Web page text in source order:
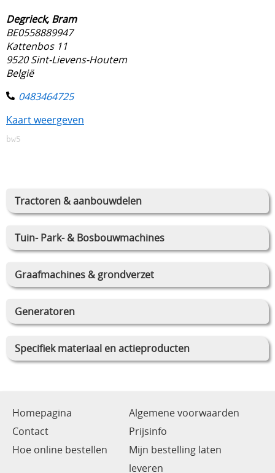
Tractoren & aanbouwdelen
Tuin- Park- & Bosbouwmachines
Graafmachines & grondverzet
Generatoren
Specifiek materiaal en actieproducten
Degrieck, Bram
BE0558889947
Kattenbos 11
9520 Sint-Lievens-Houtem
België
0483464725
Kaart weergeven
bw5
Homepagina
Algemene voorwaarden
Contact
Prijsinfo
Hoe online bestellen
Mijn bestelling laten
leveren